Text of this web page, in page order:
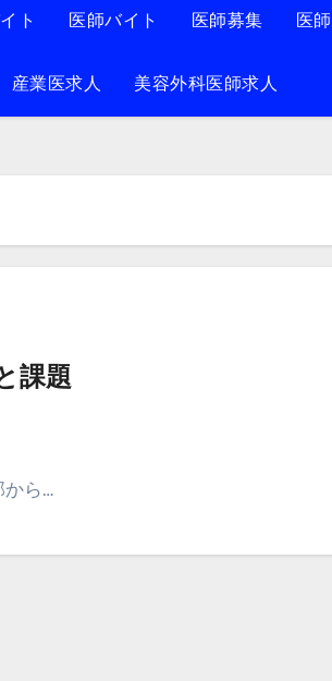
ト 医師バイト 医師募集 医
産業医求人 美容外科医師求人
課題
から…